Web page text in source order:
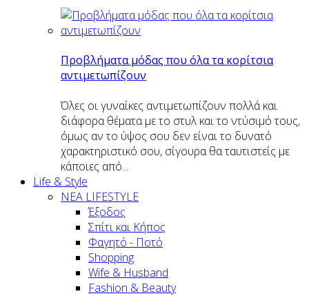
Προβλήματα μόδας που όλα τα κορίτσια
αντιμετωπίζουν
Όλες οι γυναίκες αντιμετωπίζουν πολλά και
διάφορα θέματα με το στυλ και το ντύσιμό τους,
όμως αν το ύψος σου δεν είναι το δυνατό
χαρακτηριστικό σου, σίγουρα θα ταυτιστείς με
κάποιες από...
Life & Style
ΝΕΑ LIFESTYLE
Έξοδος
Σπίτι και Κήπος
Φαγητό - Ποτό
Shopping
Wife & Husband
Fashion & Beauty